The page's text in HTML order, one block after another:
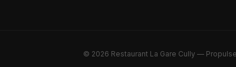
© 2026 Restaurant La Gare Cully —